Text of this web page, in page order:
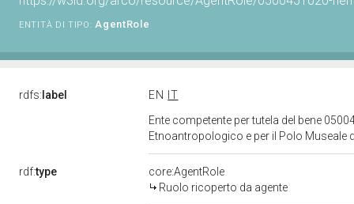
ENTITÀ DI TIPO: AgentRole
rdfs: label EN
IT
Ente competente per tutela del bene
Etnoantropologico e per il Polo Museale
rdf:type
core:AgentRole
Ruolo ricoperto da agente